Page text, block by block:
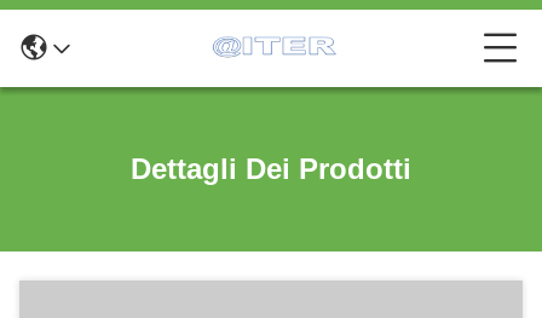
Dettagli Dei Prodotti